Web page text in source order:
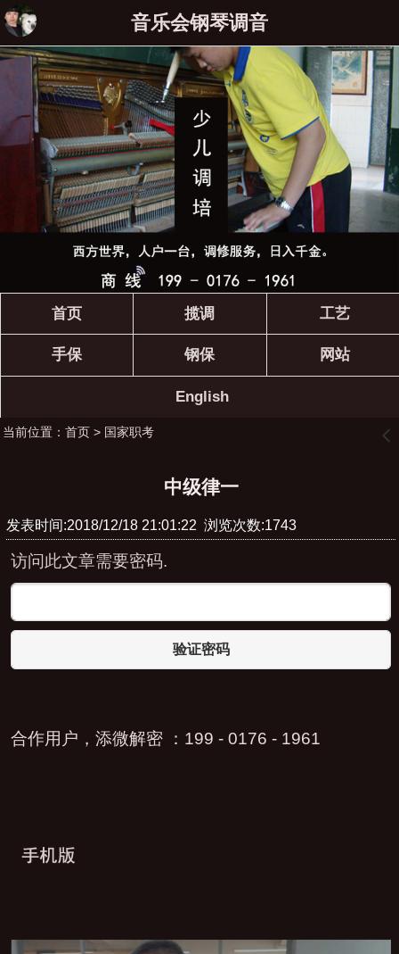
音乐会钢琴调音
首页 揽调 工艺
手保 钢保 网站
English
当前位置： 首页> 国家职考 󰊒
中级律一
发表时间:2018/12/18 21:01:22 浏览次数:1743
访问此文章需要密码.
验证密码
合作用户，添微解密 ：199 - 0176 - 1961